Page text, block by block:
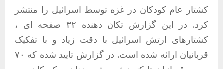
کشتار عام کودکان در غزه توسط اسرائیل را منتشر
کرد. در این گزارش تکان دهنده ۳۲ صفحه ای ،
کشتارهای ارتش اسرائیل با دقت زیاد و با تفکیک
قربانیان ارائه شده است. در گزارش تایید شده که ۷۰